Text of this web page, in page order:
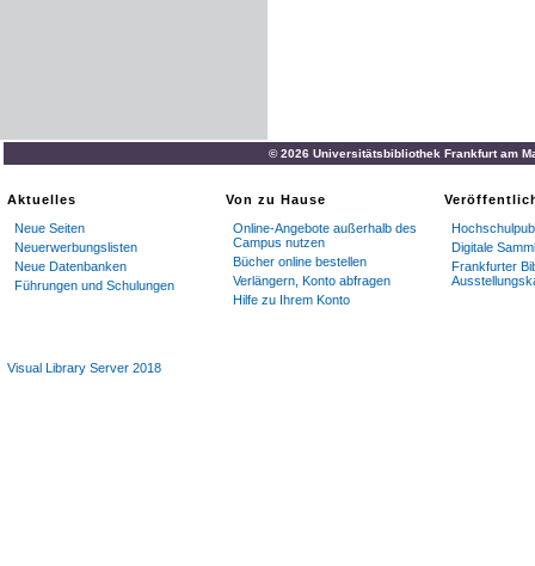
© 2026 Universitätsbibliothek Frankfurt am
Aktuelles
Neue Seiten
Neuerwerbungslisten
Neue Datenbanken
Führungen und Schulungen
Von zu Hause
Online-Angebote außerhalb des
Campus nutzen
Bücher online bestellen
Verlängern, Konto abfragen
Hilfe zu Ihrem Konto
Digitale
Frankfurter
Visual Library Server 2018